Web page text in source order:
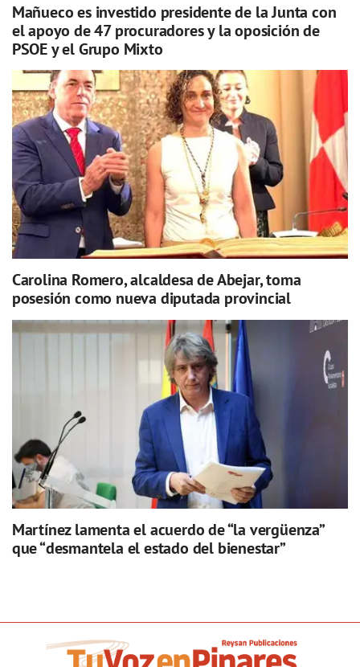
Mañueco es investido presidente de la Junta con
el apoyo de 47 procuradores y la oposición de
PSOE y el Grupo Mixto
Carolina Romero, alcaldesa de Abejar, toma
posesión como nueva diputada provincial
Martínez lamenta el acuerdo de “la vergüenza”
que “desmantela el estado del bienestar”